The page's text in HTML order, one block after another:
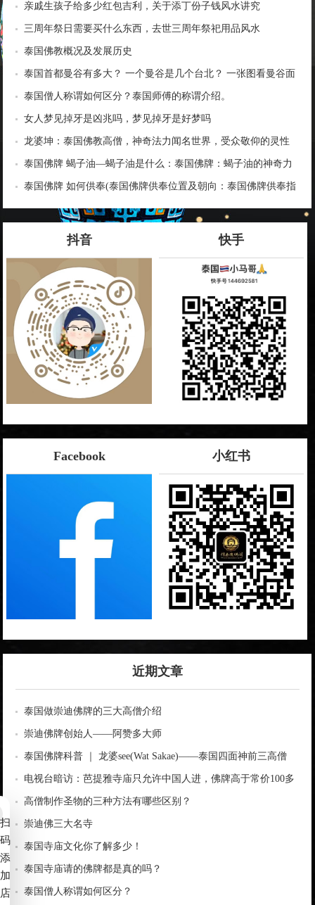
亲戚生孩子给多少红包吉利，关于添丁份子钱风水讲究
三周年祭日需要买什么东西，去世三周年祭祀用品风水
泰国佛教概况及发展历史
泰国首都曼谷有多大？ 一个曼谷是几个台北？ 一张图看曼谷面
积与各大城市比较
泰国僧人称谓如何区分？泰国师傅的称谓介绍。
女人梦见掉牙是凶兆吗，梦见掉牙是好梦吗
龙婆坤：泰国佛教高僧，神奇法力闻名世界，受众敬仰的灵性
导师
泰国佛牌 蝎子油—蝎子油是什么：泰国佛牌：蝎子油的神奇力
量
泰国佛牌 如何供奉(泰国佛牌供奉位置及朝向：泰国佛牌供奉指
南)
抖音 快手
Facebook 小红书
近期文章
泰国做崇迪佛牌的三大高僧介绍
崇迪佛牌创始人——阿赞多大师
泰国佛牌科普 ｜ 龙婆see(Wat Sakae)——泰国四面神前三高僧
电视台暗访：芭提雅寺庙只允许中国人进，佛牌高于常价100多
倍！
高僧制作圣物的三种方法有哪些区别？
崇迪佛三大名寺
泰国寺庙文化你了解多少！
泰国寺庙请的佛牌都是真的吗？
泰国僧人称谓如何区分？
扫
码
添
加
店